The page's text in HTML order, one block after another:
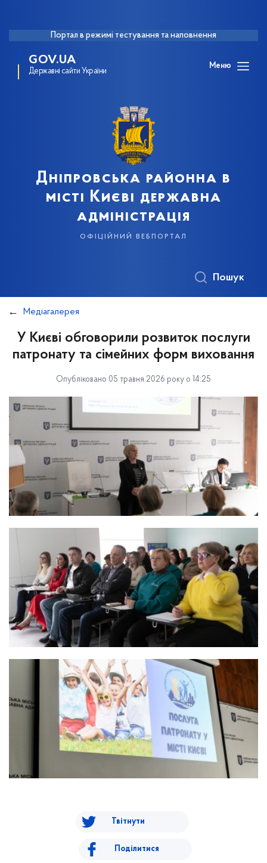
Портал в режимі тестування та наповнення
GOV.UA
Державні сайти України
Меню
Дніпровська районна в
місті Києві державна
адміністрація
офіційний вебпортал
Пошук
Медіагалерея
У Києві обговорили розвиток послуги
патронату та сімейних форм виховання
Опубліковано 05 травня 2026 року о 14:25
Твітнути
Поділитися